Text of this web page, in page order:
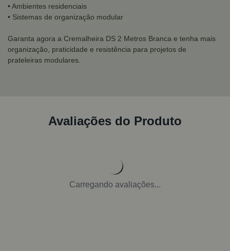
• Ambientes residenciais
• Sistemas de organização modular
Garanta agora a Cremalheira DS 2 Metros Branca e tenha mais
organização, praticidade e resistência para projetos de
prateleiras modulares.
Avaliações do Produto
Carregando avaliações...